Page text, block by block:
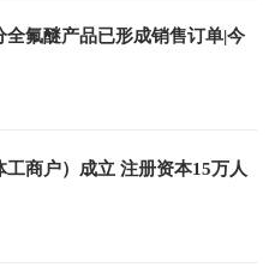
氟醚产品已形成销售订单|今
商户）成立 注册资本15万人